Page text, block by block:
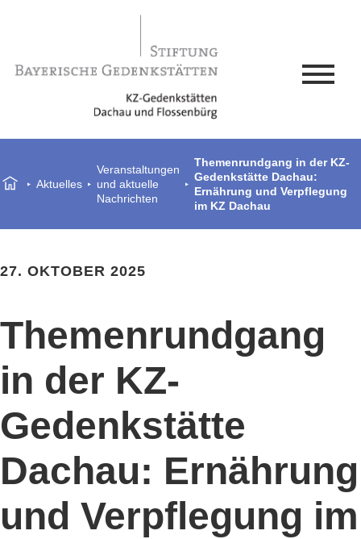
Aktuelles
Veranstaltungen
und aktuelle
Nachrichten
Themenrundgang in der KZ-
Gedenkstätte Dachau:
Ernährung und Verpflegung
im KZ Dachau
27. OKTOBER 2025
Themenrundgang
in der KZ-
Gedenkstätte
Dachau: Ernährung
und Verpflegung im